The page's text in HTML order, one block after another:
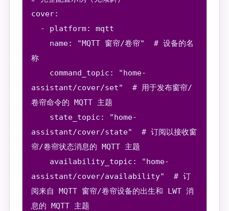
cover:
称
assistant/cover/set"  # 用于发布窗帘/
卷帘命令的 MQTT 主题
assistant/cover/state"  # 订阅以接收窗
帘/卷帘状态消息的 MQTT 主题
assistant/cover/availability"  # 订
阅来自 MQTT 窗帘/卷帘设备的出生和 LWT 消
息的 MQTT 主题